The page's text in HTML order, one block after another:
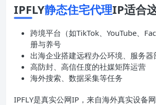
IPFLY静态住宅代理IP适合
跨境平台（如TikTok、YouTube、
册与养号
出海企业搭建远程办公环境、服务器
高防封、高信任度的社媒矩阵运营
海外搜索、数据采集等任务
IPFLY是真实公网IP，来自海外真实设备